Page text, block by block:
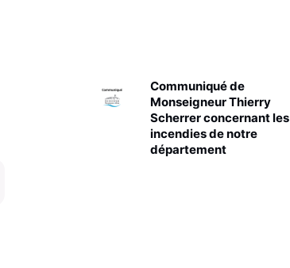
Communiqué de
Monseigneur Thierry
Scherrer concernant les
incendies de notre
département